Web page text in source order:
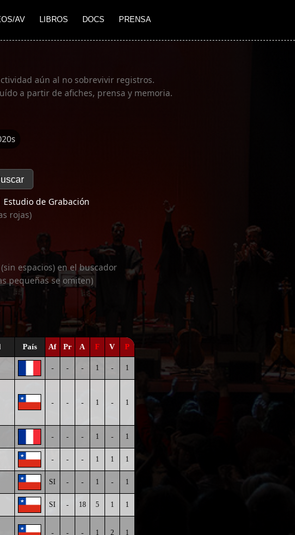
AV LIBROS DOCS PRENSA
aún al no sobrevivir registros.
a partir de afiches, prensa y memoria.
Estudio de Grabación
rojas)
espacios) en el buscador
pequeñas se omiten)
País Af Pr A F V P
- - - 1 - 1
- - - 1 - 1
- - - 1 - 1
- - - 1 1 1
SI - - 1 - 1
SI - 18 5 1 1
- - - 1 2 1